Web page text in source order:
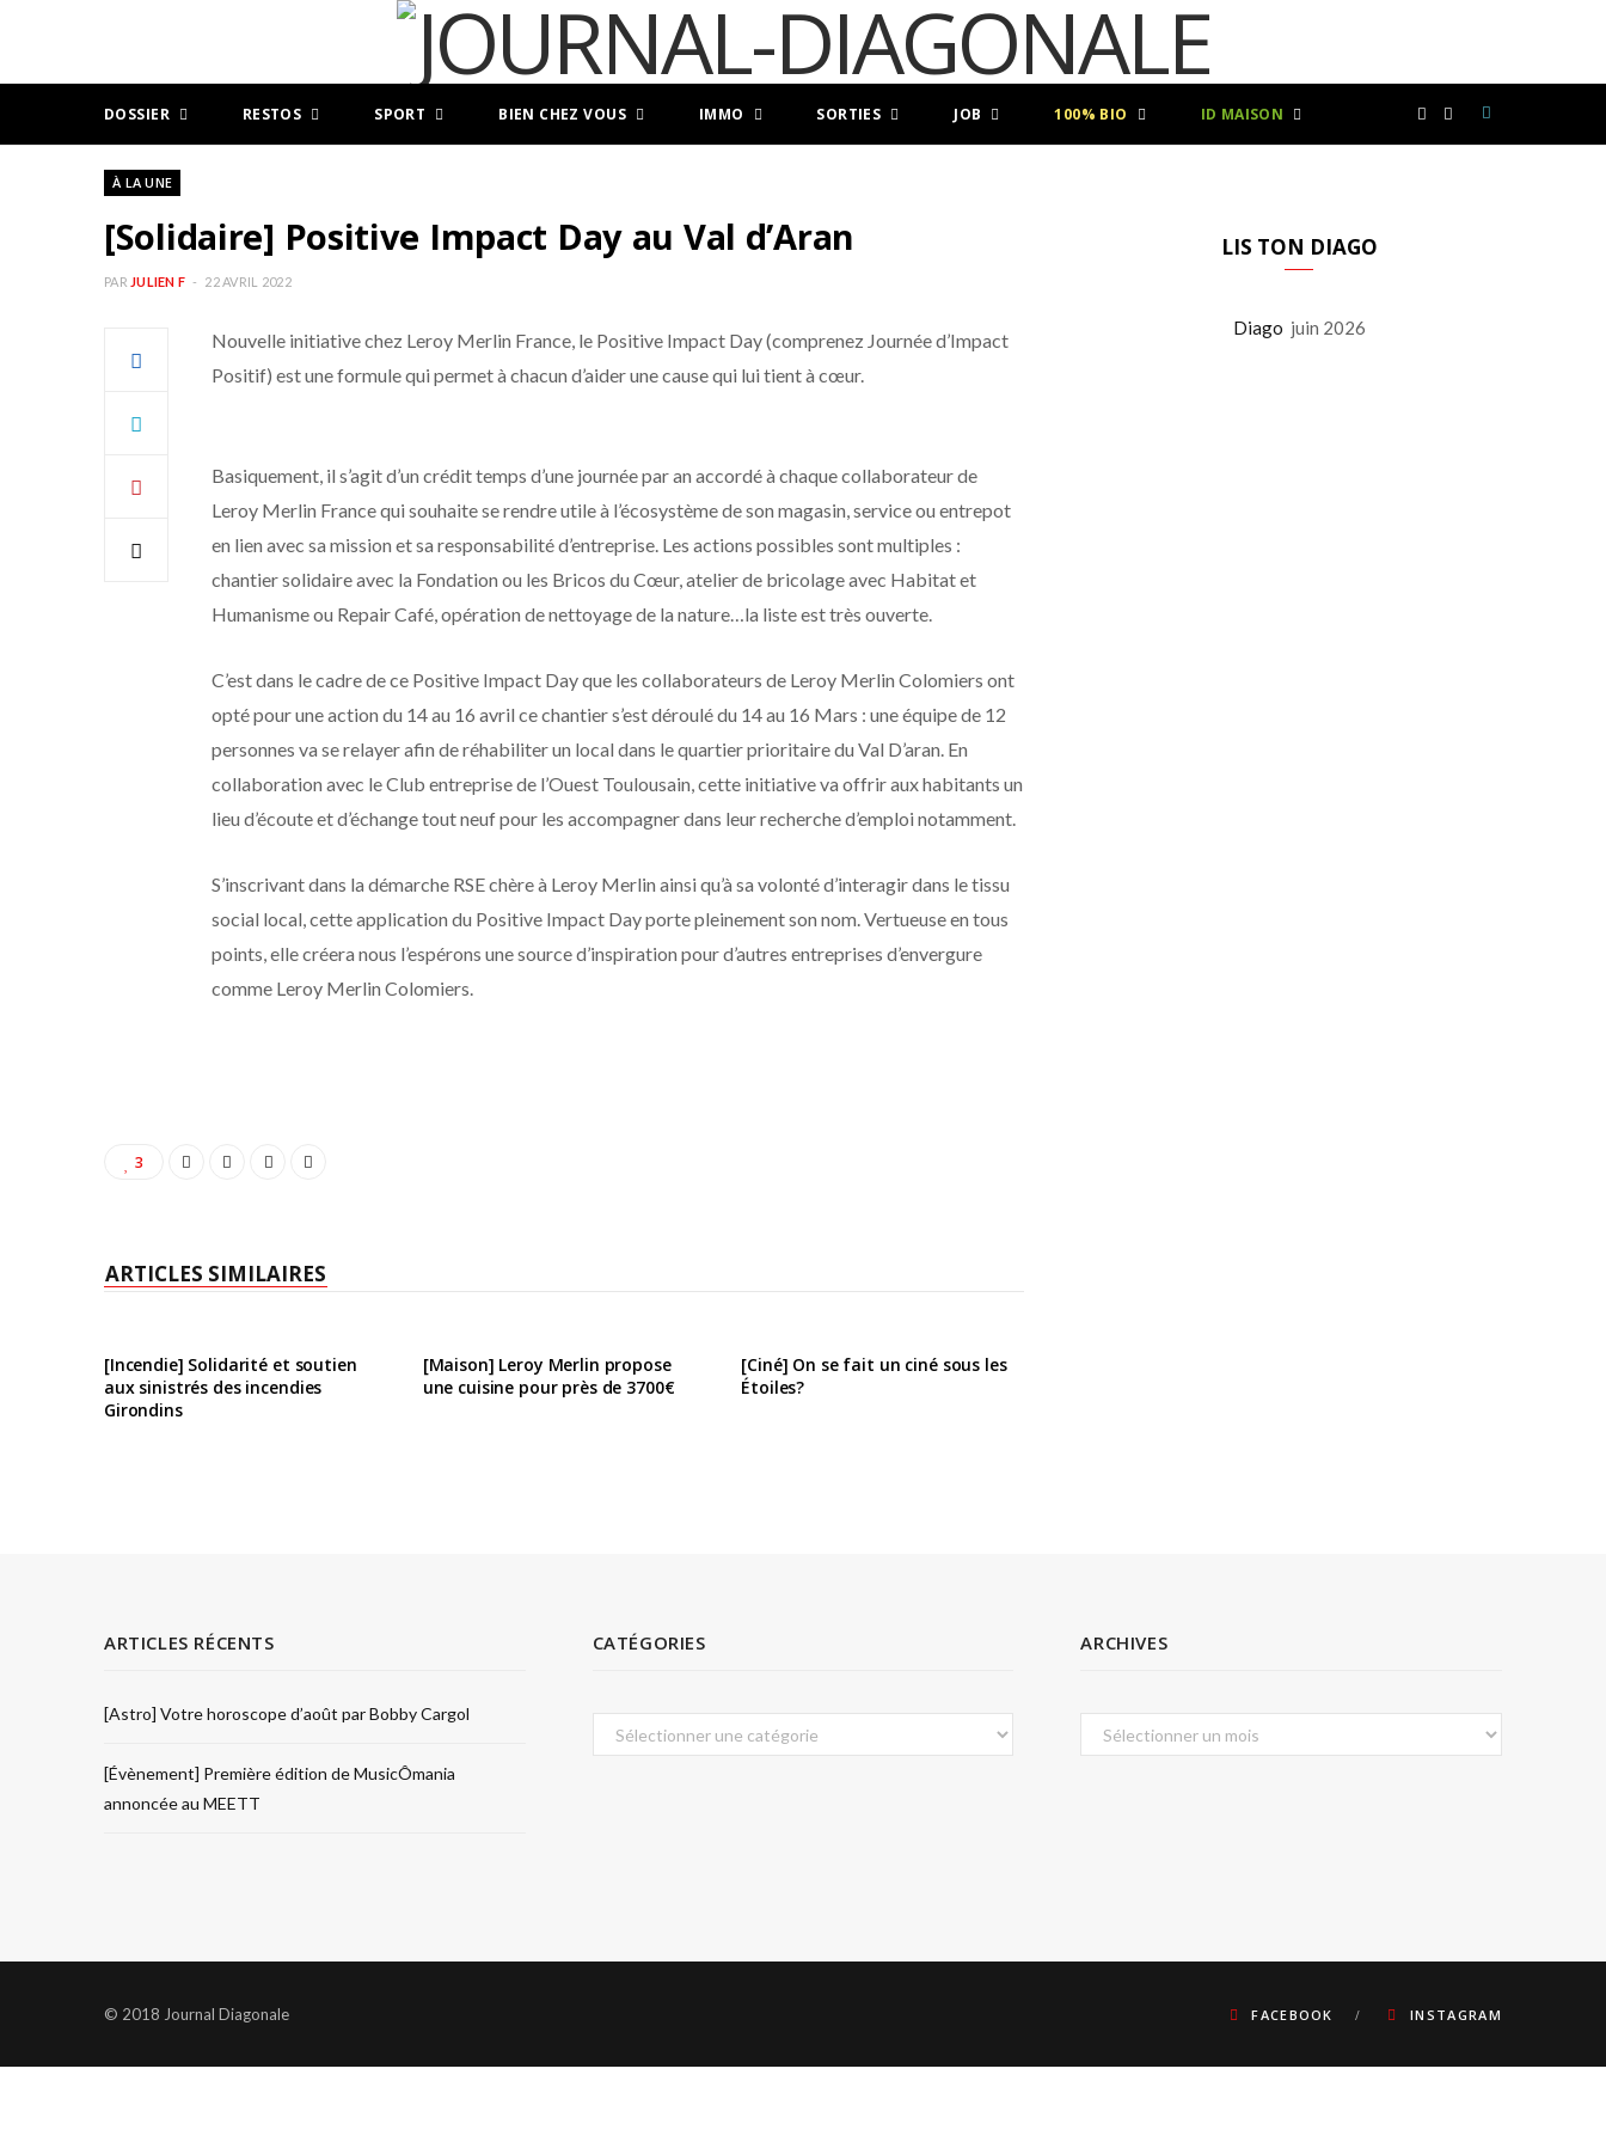
DOSSIER RESTOS SPORT BIEN CHEZ VOUS IMMO SORTIES JOB 100% BIO ID MAISON
À LA UNE
[Solidaire] Positive Impact Day au Val d’Aran
PAR JULIEN F 22 AVRIL 2022
Nouvelle initiative chez Leroy Merlin France, le Positive Impact Day (comprenez Journée d’Impact
Positif) est une formule qui permet à chacun d’aider une cause qui lui tient à cœur.
Basiquement, il s’agit d’un crédit temps d’une journée par an accordé à chaque collaborateur de
Leroy Merlin France qui souhaite se rendre utile à l’écosystème de son magasin, service ou entrepot
en lien avec sa mission et sa responsabilité d’entreprise. Les actions possibles sont multiples :
chantier solidaire avec la Fondation ou les Bricos du Cœur, atelier de bricolage avec Habitat et
Humanisme ou Repair Café, opération de nettoyage de la nature…la liste est très ouverte.
C’est dans le cadre de ce Positive Impact Day que les collaborateurs de Leroy Merlin Colomiers ont
opté pour une action du 14 au 16 avril ce chantier s’est déroulé du 14 au 16 Mars : une équipe de 12
personnes va se relayer afin de réhabiliter un local dans le quartier prioritaire du Val D’aran. En
collaboration avec le Club entreprise de l’Ouest Toulousain, cette initiative va offrir aux habitants un
lieu d’écoute et d’échange tout neuf pour les accompagner dans leur recherche d’emploi notamment.
S’inscrivant dans la démarche RSE chère à Leroy Merlin ainsi qu’à sa volonté d’interagir dans le tissu
social local, cette application du Positive Impact Day porte pleinement son nom. Vertueuse en tous
points, elle créera nous l’espérons une source d’inspiration pour d’autres entreprises d’envergure
comme Leroy Merlin Colomiers.
3
ARTICLES SIMILAIRES
[Incendie] Solidarité et soutien
aux sinistrés des incendies
Girondins
[Maison] Leroy Merlin propose
une cuisine pour près de 3700€
[Ciné] On se fait un ciné sous les
Étoiles?
LIS TON DIAGO
Diago juin 2026
ARTICLES RÉCENTS
[Astro] Votre horoscope d’août par Bobby Cargol
[Évènement] Première édition de MusicÔmania
annoncée au MEETT
CATÉGORIES
Catégories
ARCHIVES
Archives
© 2018 Journal Diagonale FACEBOOK INSTAGRAM